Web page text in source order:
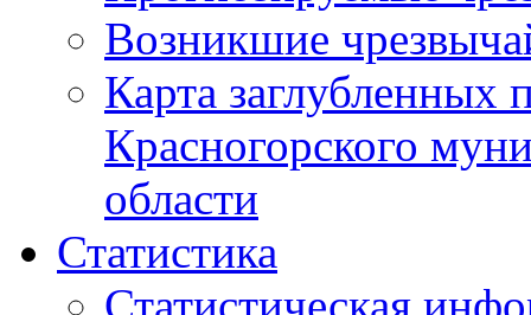
Возникшие
Карта
Красногорского
области
Статистика
Статистическая